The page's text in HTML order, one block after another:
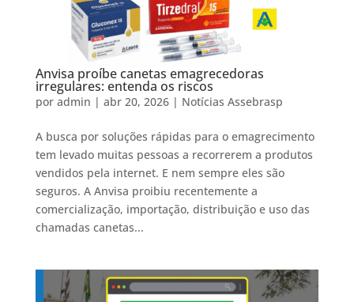
Anvisa proíbe canetas emagrecedoras
irregulares: entenda os riscos
por admin | abr 20, 2026| Notícias Assebrasp
A busca por soluções rápidas para o emagrecimento
tem levado muitas pessoas a recorrerem a produtos
vendidos pela internet. E nem sempre eles são
seguros. A Anvisa proibiu recentemente a
comercialização, importação, distribuição e uso das
chamadas canetas...